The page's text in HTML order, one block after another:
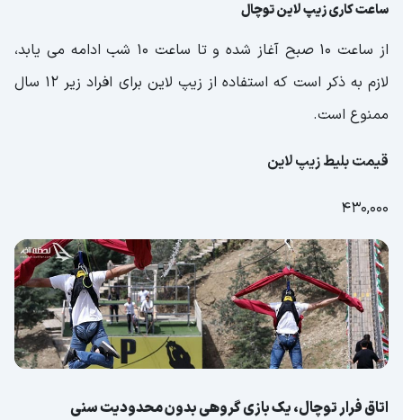
ساعت کاری زیپ لاین توچال
از ساعت 10 صبح آغاز شده و تا ساعت 10 شب ادامه می یابد،
لازم به ذکر است که استفاده از زیپ لاین برای افراد زیر 12 سال
ممنوع است.
قیمت بلیط زیپ لاین
430,000
اتاق فرار توچال، یک بازی گروهی بدون محدودیت سنی